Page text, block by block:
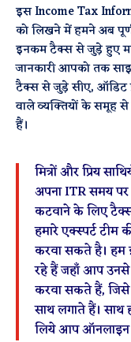
इस Income Tax
को लिखने में हमने अब पूर्ण
इनकम टैक्स से जुड़े हुए
जानकारी आपको तक
टैक्स से जुड़े सीए, ऑडिट
वाले व्यक्तियों के समूह
हैं।
मित्रों और प्रिय
अपना ITR समय पर
कटवाने के लिए
हमारे एक्स्पर्ट
करवा सकते है। हम
रहे हैं जहाँ आप
करवा सकते हैं,
साथ लगाते हैं।
लिये आप